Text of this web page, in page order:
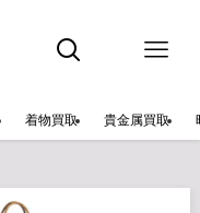
着物買取 貴金属買取